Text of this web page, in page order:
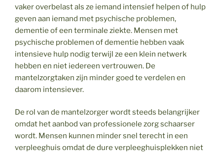
vaker overbelast als ze iemand intensief helpen of hulp
geven aan iemand met psychische problemen,
dementie of een terminale ziekte. Mensen met
psychische problemen of dementie hebben vaak
intensieve hulp nodig terwijl ze een klein netwerk
hebben en niet iedereen vertrouwen. De
mantelzorgtaken zijn minder goed te verdelen en
daarom intensiever.
De rol van de mantelzorger wordt steeds belangrijker
omdat het aanbod van professionele zorg schaarser
wordt. Mensen kunnen minder snel terecht in een
verpleeghuis omdat de dure verpleeghuisplekken niet